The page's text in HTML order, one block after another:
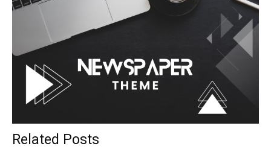
Related Posts